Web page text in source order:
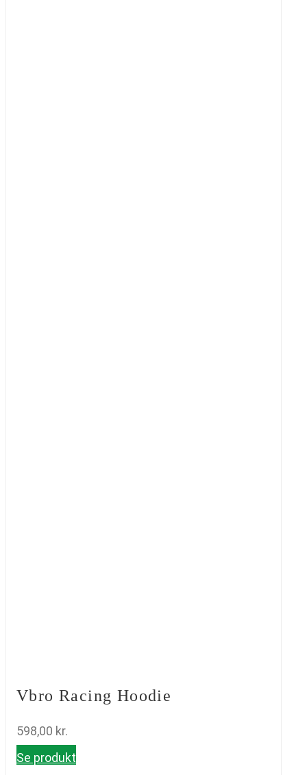
Vbro Racing Hoodie
598,00 kr.
Se produkt